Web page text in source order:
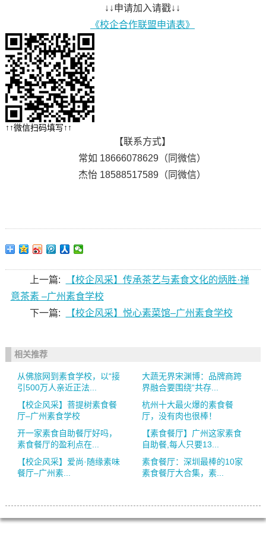
↓↓申请加入请戳↓↓
《校企合作联盟申请表》
↑↑微信扫码填写↑↑
【联系方式】
常如 18666078629（同微信）
杰怡 18588517589（同微信）
上一篇:
【校企风采】传承茶艺与素食文化的炳胜·禅
意茶素 –广州素食学校
下一篇:
【校企风采】悦心素菜馆–广州素食学校
相关推荐
从佛旅网到素食学校，以“接
引500万人亲近正法...
大蔬无界宋渊博：品牌商跨
界融合要围绕“共存...
【校企风采】菩提树素食餐
厅–广州素食学校
杭州十大最火爆的素食餐
厅，没有肉也很棒！
开一家素食自助餐厅好吗，
素食餐厅的盈利点在...
【素食餐厅】广州这家素食
自助餐,每人只要13...
【校企风采】爱尚·随缘素味
餐厅–广州素...
素食餐厅：深圳最棒的10家
素食餐厅大合集，素...